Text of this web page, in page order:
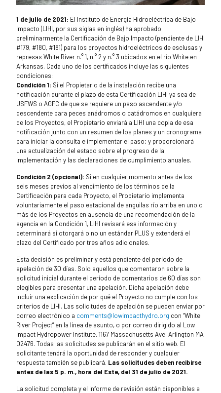
1 de julio de 2021: El Instituto de Energía Hidroeléctrica de Bajo
Impacto (LIHI, por sus siglas en inglés) ha aprobado
preliminarmente la Certificación de Bajo Impacto (pendiente de LIHI
#179, #180, #181) para los proyectos hidroeléctricos de esclusas y
represas White River n.° 1, n.° 2 y n.° 3 ubicados en el río White en
Arkansas. Cada uno de los certificados incluye las siguientes
condiciones:
Condición 1: Si el Propietario de la instalación recibe una
notificación durante el plazo de esta Certificación LIHI ya sea de
USFWS o AGFC de que se requiere un paso ascendente y/o
descendente para peces anádromos o catádromos en cualquiera
de los Proyectos, el Propietario enviará a LIHI una copia de esa
notificación junto con un resumen de los planes y un cronograma
para iniciar la consulta e implementar el paso; y proporcionará
una actualización del estado sobre el progreso de la
implementación y las declaraciones de cumplimiento anuales.
Condición 2 (opcional): Si en cualquier momento antes de los
seis meses previos al vencimiento de los términos de la
Certificación para cada Proyecto, el Propietario implementa
voluntariamente el paso estacional de anguilas río arriba en uno o
más de los Proyectos en ausencia de una recomendación de la
agencia en la Condición 1, LIHI revisará esa información y
determinará si otorgará o no un estándar PLUS y extenderá el
plazo del Certificado por tres años adicionales.
Esta decisión es preliminar y está pendiente del período de
apelación de 30 días. Solo aquellos que comentaron sobre la
solicitud inicial durante el período de comentarios de 60 días son
elegibles para presentar una apelación. Dicha apelación debe
incluir una explicación de por qué el Proyecto no cumple con los
criterios de LIHI. Las solicitudes de apelación se pueden enviar por
correo electrónico a comments@lowimpacthydro.org con “White
River Project” en la línea de asunto, o por correo dirigido al Low
Impact Hydropower Institute, 1167 Massachusetts Ave, Arlington MA
02476. Todas las solicitudes se publicarán en el sitio web. El
solicitante tendrá la oportunidad de responder y cualquier
respuesta también se publicará. Las solicitudes deben recibirse
antes de las 5 p. m., hora del Este, del 31 de julio de 2021.
La solicitud completa y el informe de revisión están disponibles a